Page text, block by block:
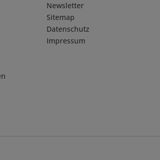
Newsletter
Sitemap
Datenschutz
Impressum